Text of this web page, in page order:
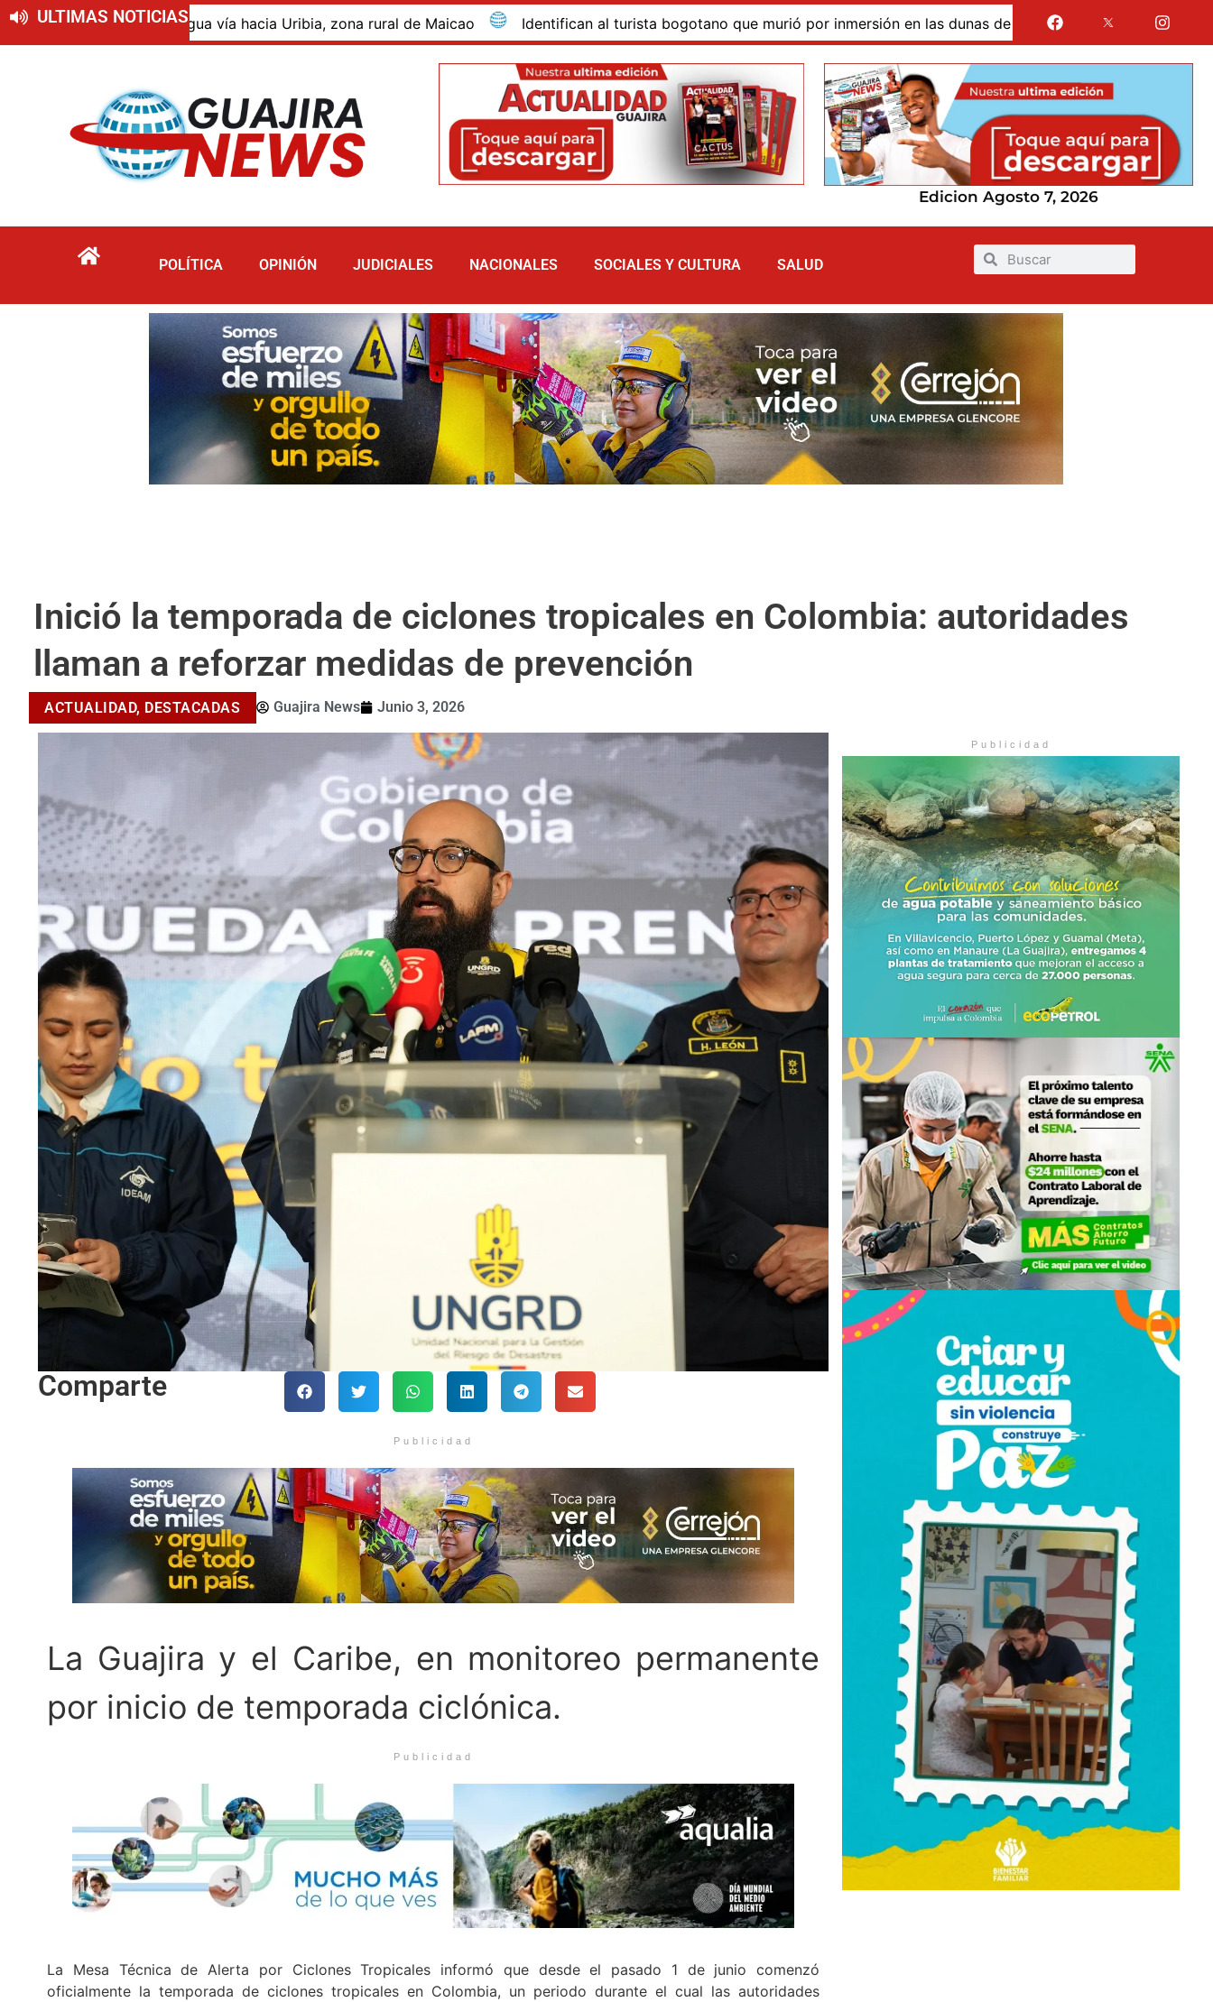
ULTIMAS NOTICIAS
vía hacia Uribia, zona rural de Maicao Identifican al turista bogotano que murió por inmersión en las dunas de Taroa; su cuerpo permanece en Riohacha a la espera de
Edicion Agosto 7, 2026
POLÍTICA OPINIÓN JUDICIALES NACIONALES SOCIALES Y CULTURA SALUD
Inició la temporada de ciclones tropicales en Colombia: autoridades
llaman a reforzar medidas de prevención
ACTUALIDAD, DESTACADAS Guajira News Junio 3, 2026
Comparte
Publicidad
La Guajira y el Caribe, en monitoreo permanente
por inicio de temporada ciclónica.
Publicidad
La Mesa Técnica de Alerta por Ciclones Tropicales informó que desde el pasado 1 de junio comenzó
oficialmente la temporada de ciclones tropicales en Colombia, un periodo durante el cual las autoridades
Publicidad